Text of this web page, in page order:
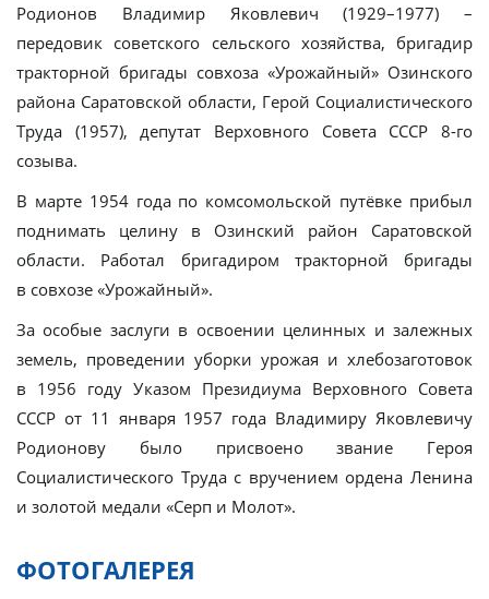
Родионов Владимир Яковлевич (1929–1977) –
передовик советского сельского хозяйства, бригадир
тракторной бригады совхоза «Урожайный» Озинского
района Саратовской области, Герой Социалистического
Труда (1957), депутат Верховного Совета СССР 8-го
созыва.
В марте 1954 года по комсомольской путёвке прибыл
поднимать целину в Озинский район Саратовской
области. Работал бригадиром тракторной бригады
в совхозе «Урожайный».
За особые заслуги в освоении целинных и залежных
земель, проведении уборки урожая и хлебозаготовок
в 1956 году Указом Президиума Верховного Совета
СССР от 11 января 1957 года Владимиру Яковлевичу
Родионову было присвоено звание Героя
Социалистического Труда с вручением ордена Ленина
и золотой медали «Серп и Молот».
ФОТОГАЛЕРЕЯ